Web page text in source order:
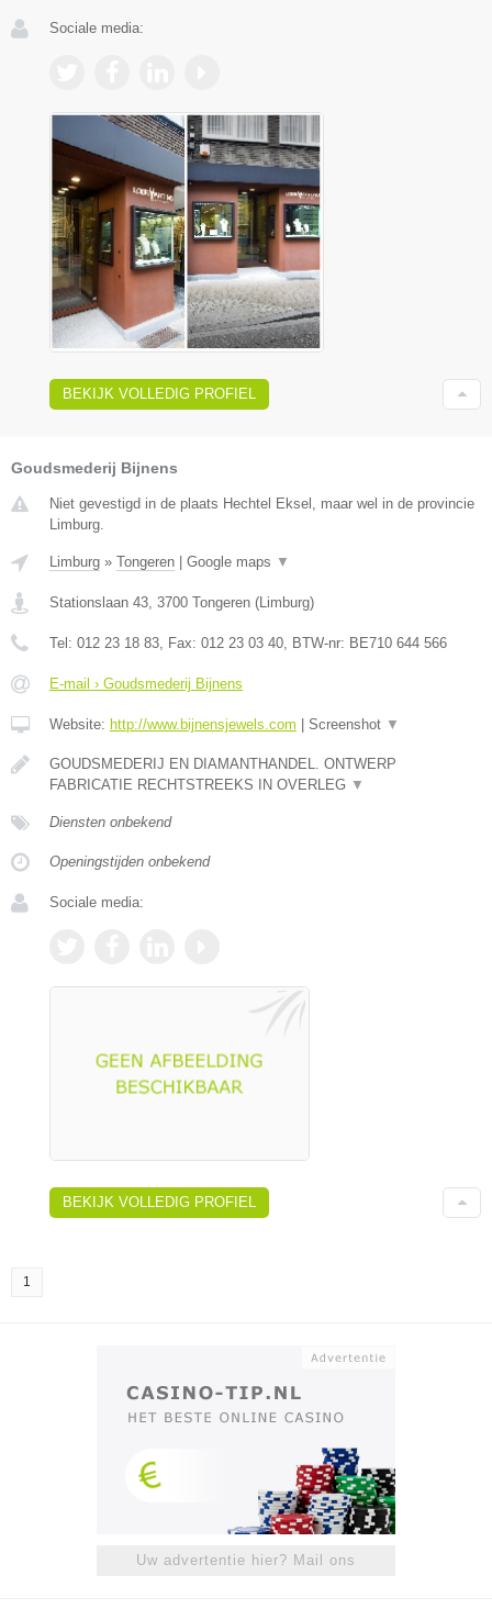
Sociale media:
BEKIJK VOLLEDIG PROFIEL
Goudsmederij Bijnens
Niet gevestigd in de plaats Hechtel Eksel, maar wel in de provincie
Limburg.
Limburg » Tongeren Google maps ▼
Stationslaan 43, 3700 Tongeren (Limburg)
Tel: 012 23 18 83, Fax: 012 23 03 40, BTW-nr: BE710 644 566
E-mail › Goudsmederij Bijnens
Website: http://www.bijnensjewels.com Screenshot ▼
GOUDSMEDERIJ EN DIAMANTHANDEL. ONTWERP
FABRICATIE RECHTSTREEKS IN OVERLEG ▼
Diensten onbekend
Openingstijden onbekend
Sociale media:
BEKIJK VOLLEDIG PROFIEL
1
Uw advertentie hier? Mail ons